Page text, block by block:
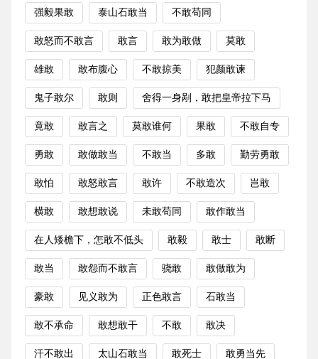
强毅果敢 泰山石敢当 不敢苟同
敢怒而不敢言 敢言 敢为敢做 莫敢
雄敢 敢布腹心 不敢掠美 犯颜敢谏
鬼子敢尔 敢则 舍得一身剐，敢把皇帝拉下马
竟敢 敢言之 莫敢谁何 果敢 不敢自专
勇敢 敢做敢当 不敢当 多敢 勤劳勇敢
敢怕 敢怒敢言 敢许 不敢造次 岂敢
横敢 敢想敢说 未敢苟同 敢作敢当
在人矮檐下，怎敢不低头 敢毅 敢士 敢断
敢当 敢怨而不敢言 骁敢 敢做敢为
豪敢 见义敢为 正色敢言 石敢当
敢不承命 敢想敢干 不敢 敢决
汗不敢出 太山石敢当 敢死士 敢勇当先